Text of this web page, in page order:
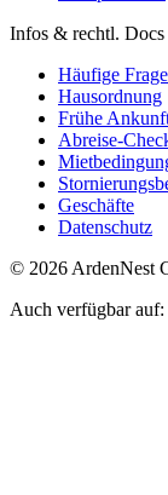
Infos & rechtl. Docs
Häufige
Hausordnung
Frühe
Abreise-
Geschäfte
Datenschutz
© 2026 ArdenNest
Auch verfügbar auf: